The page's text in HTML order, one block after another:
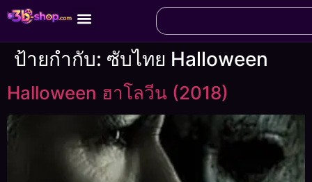
ป้ายกำกับ: ซับไทย Halloween
Halloween ฮาโลวีน (2018)